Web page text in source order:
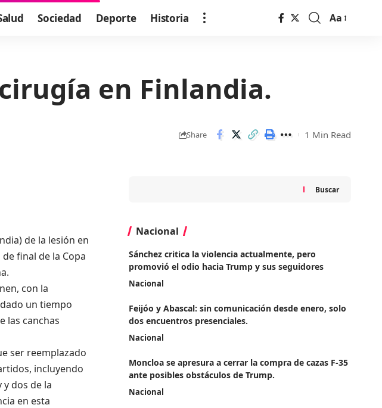
Sociedad Deporte Historia
Font
Aa
en Finlandia.
Share 1 Min Read
de la lesión en
final de la Copa
con la
un tiempo
las canchas
ser reemplazado
incluyendo
y dos de la
en esta
Buscar
Nacional
Sánchez critica la violencia actualmente, pero
promovió el odio hacia Trump y sus seguidores
Nacional
Feijóo y Abascal: sin comunicación desde enero, solo
dos encuentros presenciales.
Nacional
Moncloa se apresura a cerrar la compra de cazas F-35
ante posibles obstáculos de Trump.
Nacional